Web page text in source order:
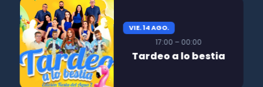
VIE. 14 AGO.
17:00 – 00:00
Tardeo a lo bestia